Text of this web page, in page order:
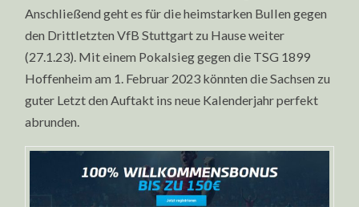
Anschließend geht es für die heimstarken Bullen gegen
den Drittletzten VfB Stuttgart zu Hause weiter
(27.1.23). Mit einem Pokalsieg gegen die TSG 1899
Hoffenheim am 1. Februar 2023 könnten die Sachsen zu
guter Letzt den Auftakt ins neue Kalenderjahr perfekt
abrunden.